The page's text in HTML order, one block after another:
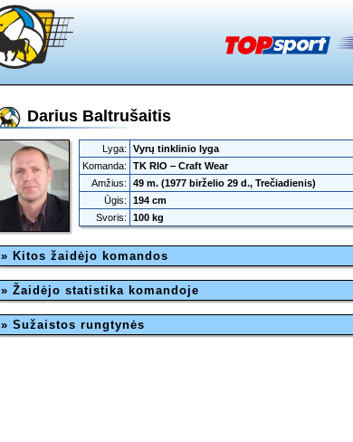
Darius Baltrušaitis
Lyga:
Vyrų tinklinio lyga
Komanda:
TK RIO ‒ Craft Wear
Amžius:
49 m. (1977 birželio 29 d., Trečiadienis)
Ūgis:
194 cm
Svoris:
100 kg
» Kitos žaidėjo komandos
» Žaidėjo statistika komandoje
» Sužaistos rungtynės